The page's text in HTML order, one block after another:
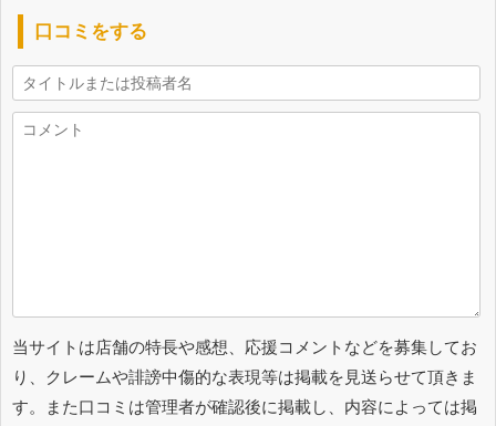
口コミをする
当サイトは店舗の特長や感想、応援コメントなどを募集してお
り、クレームや誹謗中傷的な表現等は掲載を見送らせて頂きま
す。また口コミは管理者が確認後に掲載し、内容によっては掲